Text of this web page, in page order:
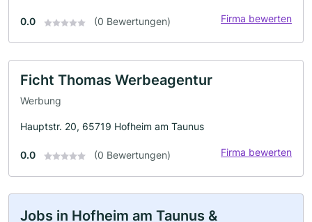
0.0 (0 Bewertungen) Firma bewerten
Ficht Thomas Werbeagentur
Werbung
Hauptstr. 20, 65719 Hofheim am Taunus
0.0 (0 Bewertungen) Firma bewerten
Jobs in Hofheim am Taunus &